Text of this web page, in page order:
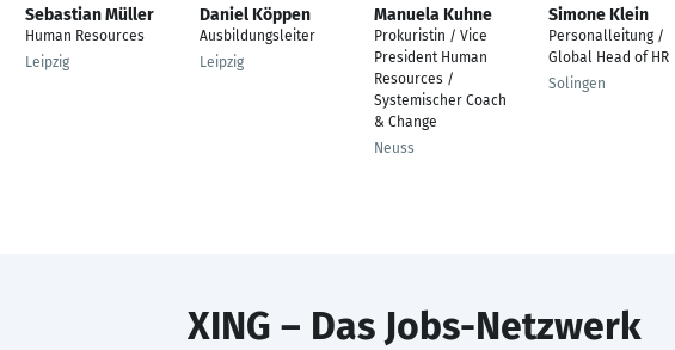
Sebastian Müller
Human Resources
Leipzig
Daniel Köppen
Ausbildungsleiter
Leipzig
Manuela Kuhne
Prokuristin / Vice
President Human
Resources /
Systemischer Coach
& Change
Neuss
Simone Klein
Personalleitung /
Global Head of HR
Solingen
XING – Das Jobs-Netzwerk